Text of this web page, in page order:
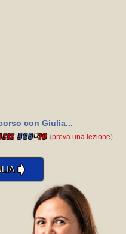
con Giulia...
365*10 (prova una lezione)
➧